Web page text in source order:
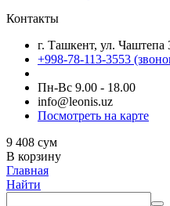
Контакты
г. Ташкент, ул. Чаштепа
+998-78-113-3553
Пн-Вс 9.00 - 18.00
info@leonis.uz
Посмотреть на карте
9 408 сум
В корзину
Главная
Найти